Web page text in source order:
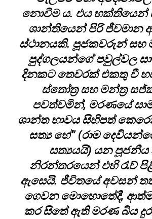
නොවීම ය. එය භක්තියෙන්
ශාන්තියෙන් පිරි ජීවමාන
ස්ථානයකි. පූජකවරුන් සහ
පුද්ගලයන්ගේ පවුල්වල
දිනකට තෙවරක් එකතු වී
ස්තෝත්‍ර සහ මන්ත්‍ර
පවත්වමින්, මරණයේ
ශාන්ත භාවය සිහිපත්
සත්‍ය හේ” (රාම
සත්‍යයයි) යන පූජනීය
නිරන්තරයෙන් එහි රැව්
ඇසෙයි. ජීවිතයේ අවසන්
ගෙවන මොහොතේදී,
කර සිතේ ඇති මරණ බිය